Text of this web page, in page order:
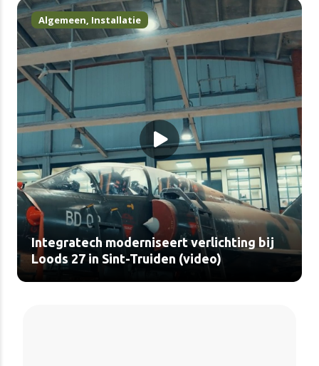
Algemeen, Installatie
Integratech moderniseert verlichting bij
Loods 27 in Sint-Truiden (video)